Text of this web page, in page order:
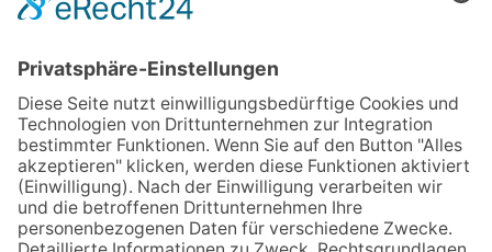
Öffnungszeiten
Apotheken Notdienst:
Bereitschaftsdienste